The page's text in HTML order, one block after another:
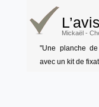
Mickaël -
"Une planche
avec un kit de